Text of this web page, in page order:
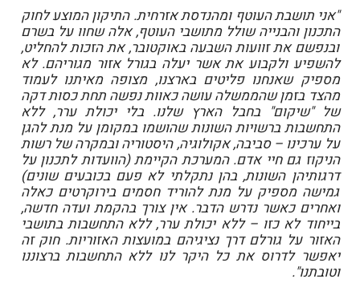
"אני תושבת העוטף ומהנדסת אזרחית. התיקון המוצע לחוק
התכנון והבנייה שולל מתושבי העוטף, אלה שחוו על בשרם
ובנפשם את זוועות השבעה באוקטובר, את הזכות להחליט,
להשפיע ולקבוע את אשר יעלה בגורל אזור מגוריהם. לא
מספיק שאנחנו פליטים בארצנו, מצופה מאיתנו לעמוד
מהצד בזמן שהממשלה עושה כאוות נפשה תחת כסות דקה
של "שיקום" בחבל הארץ שלנו. בלי יכולת ערר, ללא
התחשבות ברשויות השונות שהושמו במקומן על מנת להגן
על ערכינו – סביבה, אקולוגיה, היסטוריה ובמקרה של רשות
הניקוז גם חיי אדם. המערכת הקיימת (הוועדות לתכנון על
דרגותיהן השונות, בהן נתקלתי לא פעם בכובעים שונים)
גמישה מספיק על מנת להוריד חסמים בירוקרטים כאלה
ואחרים כאשר נדרש הדבר. אין צורך בהקמת ועדה חדשה,
בייחוד לא כזו – ללא יכולת ערר, ללא התחשבות בתושבי
האזור על גורלם דרך נציגיהם במועצות האזוריות. חוק זה
יאפשר לדרוס את כל היקר לנו ללא התחשבות ברצוננו
וטובתנו".